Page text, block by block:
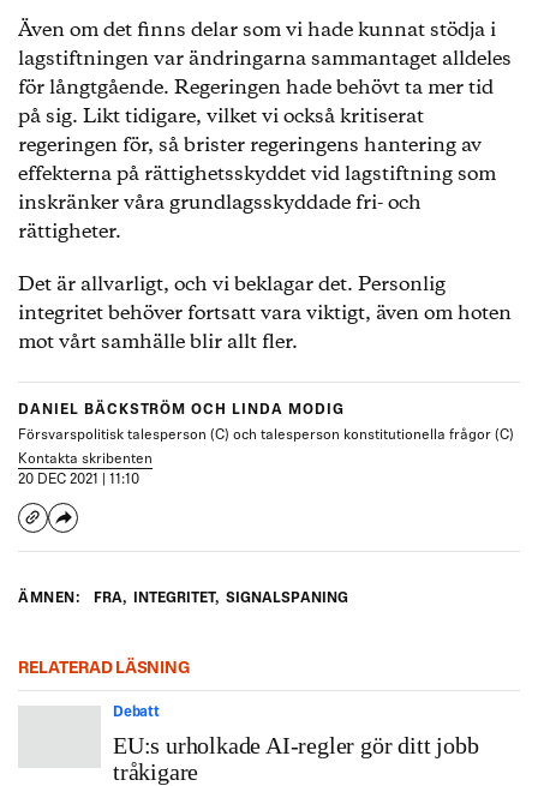
Även om det finns delar som vi hade kunnat stödja i
lagstiftningen var ändringarna sammantaget alldeles
för långtgående. Regeringen hade behövt ta mer tid
på sig. Likt tidigare, vilket vi också kritiserat
regeringen för, så brister regeringens hantering av
effekterna på rättighetsskyddet vid lagstiftning som
inskränker våra grundlagsskyddade fri- och
rättigheter.
Det är allvarligt, och vi beklagar det. Personlig
integritet behöver fortsatt vara viktigt, även om hoten
mot vårt samhälle blir allt fler.
DANIEL BÄCKSTRÖM OCH LINDA MODIG
Försvarspolitisk talesperson (C) och talesperson konstitutionella frågor (C)
Kontakta skribenten
20 DEC 2021 | 11:10
ÄMNEN: FRA, INTEGRITET, SIGNALSPANING
RELATERAD LÄSNING
Debatt
EU:s urholkade AI-regler gör ditt jobb
tråkigare